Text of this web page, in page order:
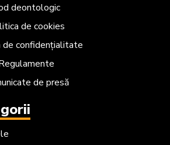
deontologic
de cookies
de confidențialitate
de presă